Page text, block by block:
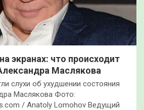
экранах: что происходит
Маслякова
слухи об ухудшении состояния
Маслякова Фото:
/ Anatoly Lomohov Ведущий